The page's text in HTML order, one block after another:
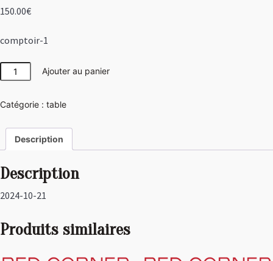
150.00€
comptoir-1
quantité
de
1
Ajouter au panier
Catégorie : table
Description
Description
2024-10-21
Produits similaires